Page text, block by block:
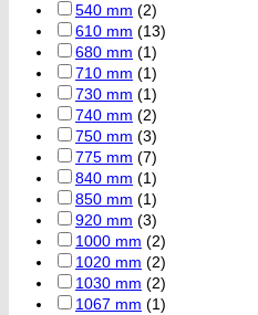
540 mm (2)
610 mm (13)
680 mm (1)
710 mm (1)
730 mm (1)
740 mm (2)
750 mm (3)
775 mm (7)
840 mm (1)
850 mm (1)
920 mm (3)
1000 mm (2)
1020 mm (2)
1030 mm (2)
1067 mm (1)